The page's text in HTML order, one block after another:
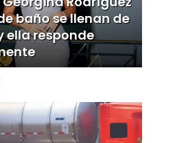
baño se llenan de
ella responde